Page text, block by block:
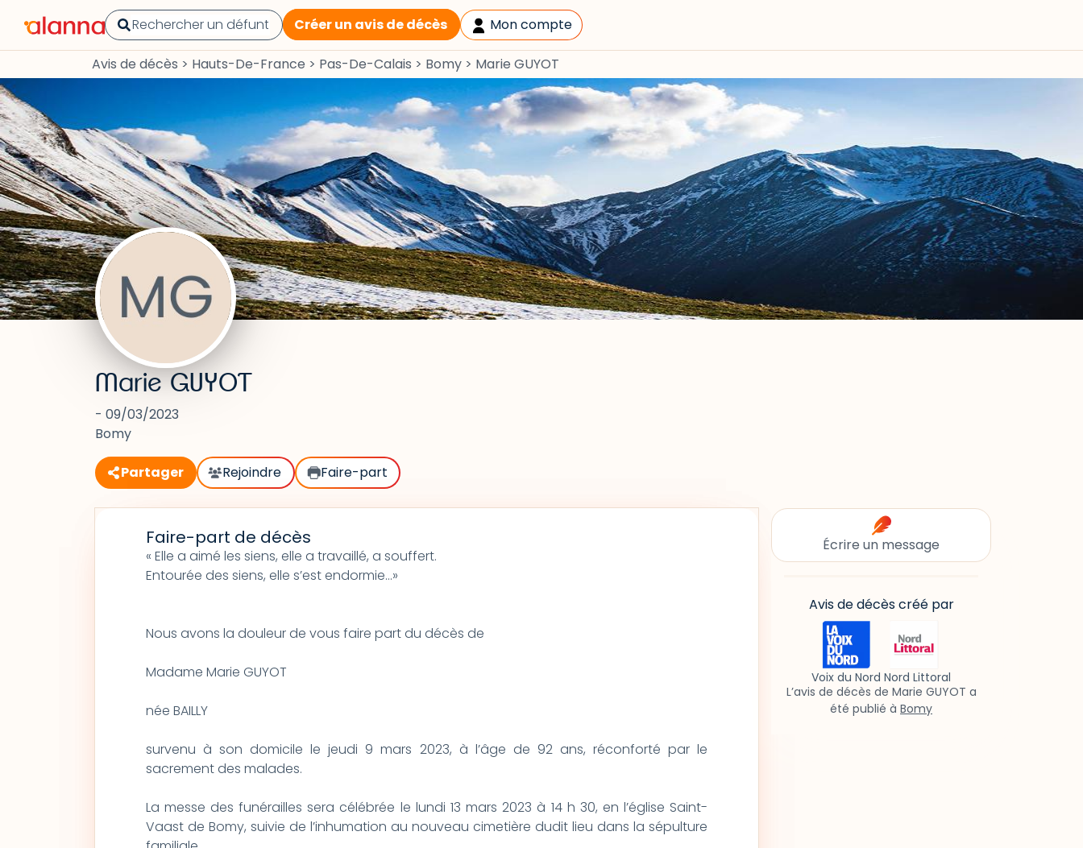
Créer un avis de décès Mon compte
Avis de décès > Hauts-De-France > Pas-De-Calais > Bomy > Marie GUYOT
Marie GUYOT
- 09/03/2023
Bomy
Partager Rejoindre Faire-part
Écrire un message
Avis de décès créé par
Voix du Nord Nord Littoral
L’avis de décès de Marie GUYOT a
été publié à Bomy
Faire-part de décès
« Elle a aimé les siens, elle a travaillé, a souffert.
Entourée des siens, elle s’est endormie…»
Nous avons la douleur de vous faire part du décès de
Madame Marie GUYOT
née BAILLY
survenu à son domicile le jeudi 9 mars 2023, à l’âge de 92 ans, réconforté par le
sacrement des malades.
La messe des funérailles sera célébrée le lundi 13 mars 2023 à 14 h 30, en l’église Saint-
Vaast de Bomy, suivie de l’inhumation au nouveau cimetière dudit lieu dans la sépulture